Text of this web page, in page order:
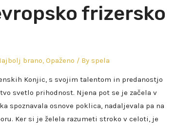
frizersko
brano,Opaženo / By spela
Konjic, s svojim talentom in predanostjo
svetlo prihodnost. Njena pot se je začela v
spoznavala osnove poklica, nadaljevala pa na
Ker si je želela razumeti stroko v celoti, je